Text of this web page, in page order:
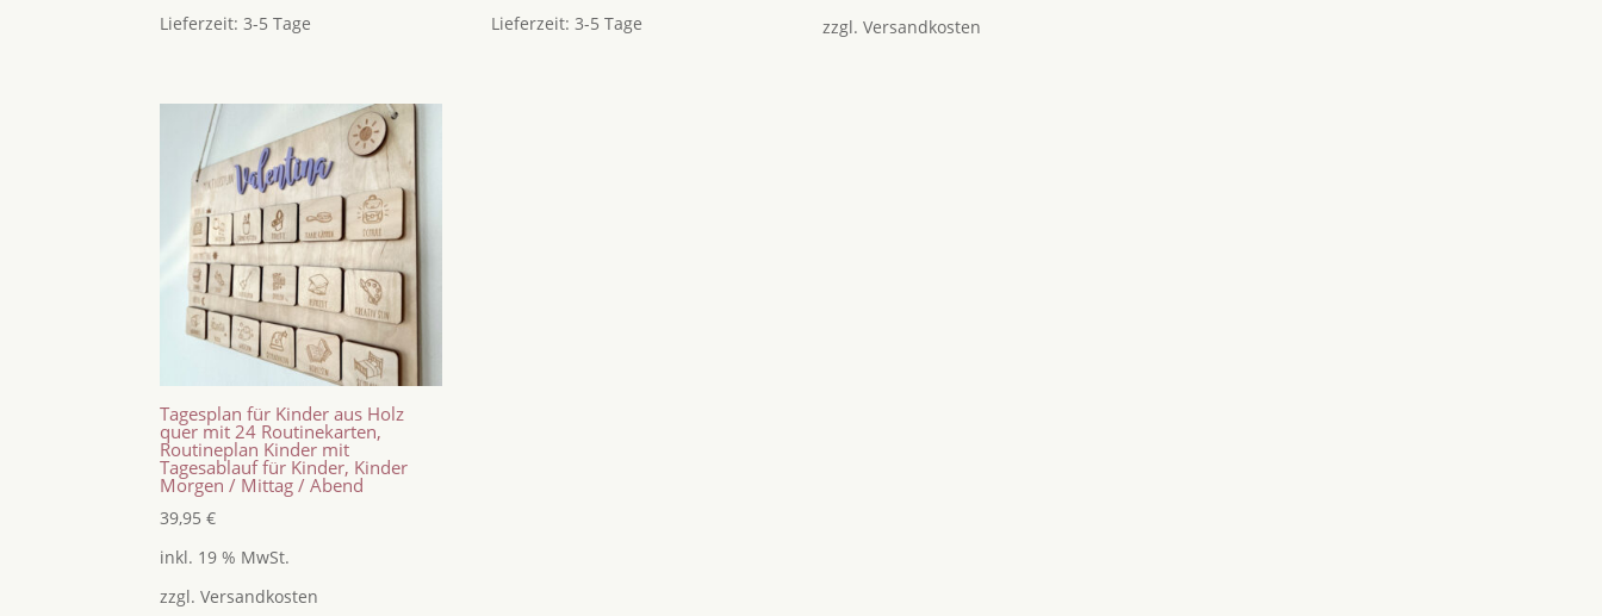
Lieferzeit:3-5 Tage
Lieferzeit:3-5 Tage
1,50 €1,40 €.
zzgl.Versandkosten
Tagesplan für Kinder aus Holz
quer mit 24 Routinekarten,
Routineplan Kinder mit
Tagesablauf für Kinder, Kinder
Morgen / Mittag / Abend
39,95€
inkl. 19 % MwSt.
zzgl.Versandkosten